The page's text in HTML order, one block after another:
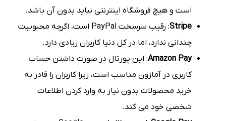
است و هیچ فروشگاه اینترنتی نباید بدون آن باشد.
Stripe
: رقیب سرسخت PayPal است، اگرچه محبوبیت
چندانی ندارد، اما در کل دنیا کاربران زیادی دارد.
Amazon Pay: این پورتال در صورت داشتن حساب
کاربری در آمازون مناسب است، زیرا کاربران را قادر به
خرید محصولات بدون نیاز به وارد کردن اطلاعات
شخصی خود می کند.